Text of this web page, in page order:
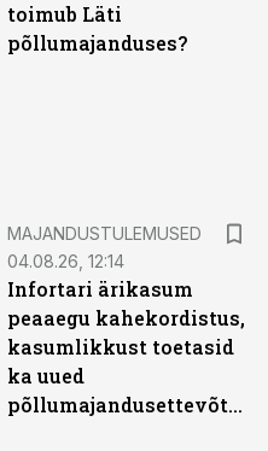
toimub Läti
põllumajanduses?
MAJANDUSTULEMUSED
04.08.26, 12:14
Infortari ärikasum
peaaegu kahekordistus,
kasumlikkust toetasid
ka uued
põllumajandusettevõtted